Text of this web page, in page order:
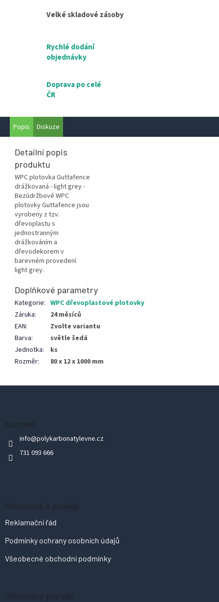
Velké skladové zásoby
Rychlé dodání
objednávky
Doprava po celé
ČR
Popis Diskuze
Detailní popis
produktu
WPC plotovka Guttafence
drážkovaná - light grey -
Bezúdržbové WPC
plotovky Guttafence jsou
vyrobeny z tzv.
dřevoplastu s
jednostranným
drážkováním a
dřevodekorem v
barevném provedení
light grey.
Doplňkové parametry
Kategorie: WPC dřevoplastové plotovky
Záruka:
24 měsíců
EAN:
Zvolte variantu
Barva:
světle šedá
Jednotka:
ks
Rozměr: 80 x 12 x 1000 mm
Kontakt
info@polykarbonatylevne.cz
731 093 666
Informace k prodeji
Reklamační řád
Podmínky ochrany osobních údajů
Všeobecné obchodní podmínky
Informace pro vás